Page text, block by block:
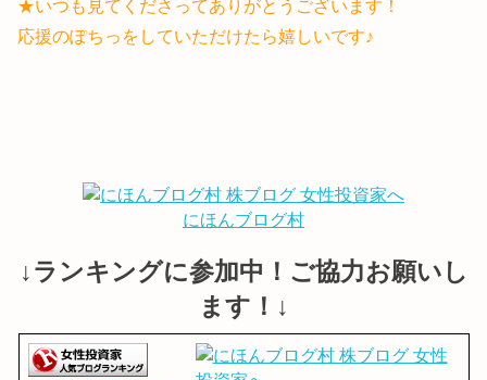
★いつも見てくださってありがとうございます！
応援のぽちっをしていただけたら嬉しいです♪
にほんブログ村
↓ランキングに参加中！ご協力お願いし
ます！↓